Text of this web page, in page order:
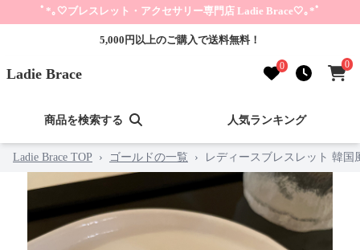
ﾟ*｡🤍ブレスレット・アクセサリー専門店 Ladie Brace🤍｡*ﾟ
5,000円以上のご購入で送料無料！
Ladie Brace 0 0
商品を検索する 人気ランキング
Ladie Brace TOP › ゴールドの一覧 › レディースブレスレット 韓